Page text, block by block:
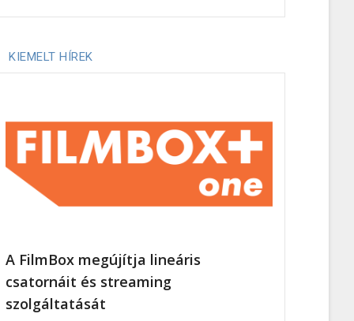
KIEMELT HÍREK
A FilmBox megújítja lineáris
csatornáit és streaming
szolgáltatását